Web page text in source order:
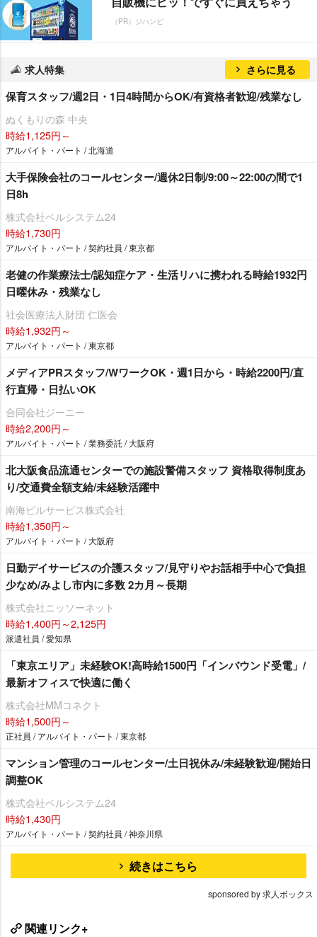
（PR）ジハンピ
求人特集 さらに見る
保育スタッフ/週2日・1日4時間からOK/有資格者歓迎/残業なし
ぬくもりの森 中央
時給1,125円～
アルバイト・パート / 北海道
大手保険会社のコールセンター/週休2日制/9:00～22:00の間で1
日8h
株式会社ベルシステム24
時給1,730円
アルバイト・パート / 契約社員 / 東京都
老健の作業療法士/認知症ケア・生活リハに携われる時給1932円
日曜休み・残業なし
社会医療法人財団 仁医会
時給1,932円～
アルバイト・パート / 東京都
メディアPRスタッフ/WワークOK・週1日から・時給2200円/直
行直帰・日払いOK
合同会社ジーニー
時給2,200円～
アルバイト・パート / 業務委託 / 大阪府
北大阪食品流通センターでの施設警備スタッフ 資格取得制度あ
り/交通費全額支給/未経験活躍中
南海ビルサービス株式会社
時給1,350円～
アルバイト・パート / 大阪府
日勤デイサービスの介護スタッフ/見守りやお話相手中心で負担
少なめ/みよし市内に多数 2カ月～長期
株式会社ニッソーネット
時給1,400円～2,125円
派遣社員 / 愛知県
「東京エリア」未経験OK!高時給1500円「インバウンド受電」/
最新オフィスで快適に働く
株式会社MMコネクト
時給1,500円～
正社員 / アルバイト・パート / 東京都
マンション管理のコールセンター/土日祝休み/未経験歓迎/開始日
調整OK
株式会社ベルシステム24
時給1,430円
アルバイト・パート / 契約社員 / 神奈川県
続きはこちら
sponsored by 求人ボックス
関連リンク+